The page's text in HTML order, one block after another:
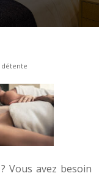
Vous avez besoin